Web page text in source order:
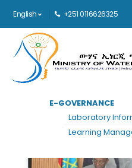
English +251 0116626325
Main
E-GOVERNANCE
Laboratory
Learning